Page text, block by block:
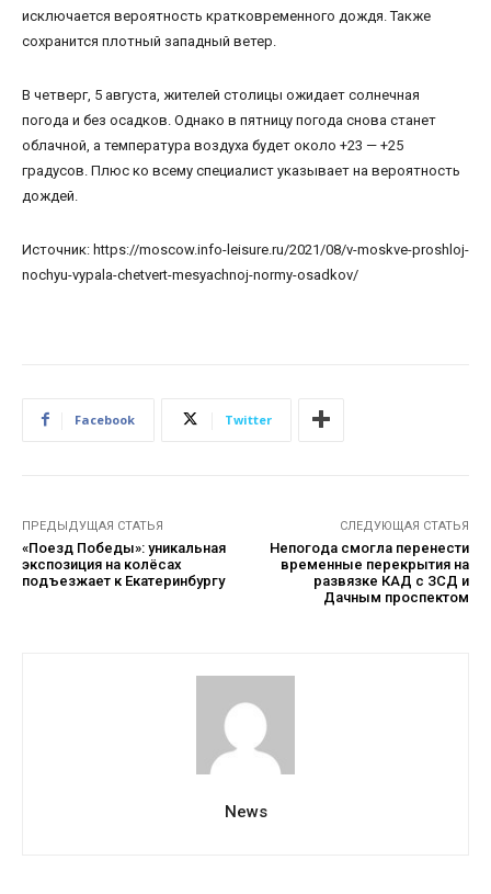
исключается вероятность кратковременного дождя. Также
сохранится плотный западный ветер.
В четверг, 5 августа, жителей столицы ожидает солнечная
погода и без осадков. Однако в пятницу погода снова станет
облачной, а температура воздуха будет около +23 — +25
градусов. Плюс ко всему специалист указывает на вероятность
дождей.
Источник: https://moscow.info-leisure.ru/2021/08/v-moskve-proshloj-
nochyu-vypala-chetvert-mesyachnoj-normy-osadkov/
Facebook Twitter
ПРЕДЫДУЩАЯ СТАТЬЯ
«Поезд Победы»: уникальная
экспозиция на колёсах
подъезжает к Екатеринбургу
СЛЕДУЮЩАЯ СТАТЬЯ
Непогода смогла перенести
временные перекрытия на
развязке КАД с ЗСД и
Дачным проспектом
News